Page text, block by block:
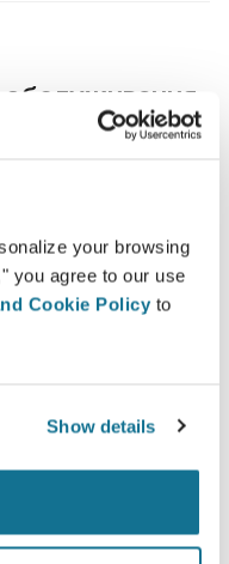
your browsing
you agree to our use
Cookie Policy to
Show details
между врачом и
ключевой вопрос
выглядеть после
возможные